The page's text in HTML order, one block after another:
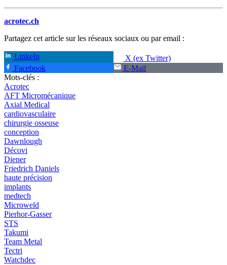
acrotec.ch
Partagez cet article sur les réseaux sociaux ou par email :
LinkeIn
X (ex Twitter)
Facebook
E-Mail
Mots-clés :
Acrotec
AFT Micromécanique
Axial Medical
cardiovasculaire
chirurgie osseuse
conception
Dawnlough
Décovi
Diener
Friedrich Daniels
haute précision
implants
medtech
Microweld
Pierhor-Gasser
STS
Takumi
Team Metal
Tectri
Watchdec